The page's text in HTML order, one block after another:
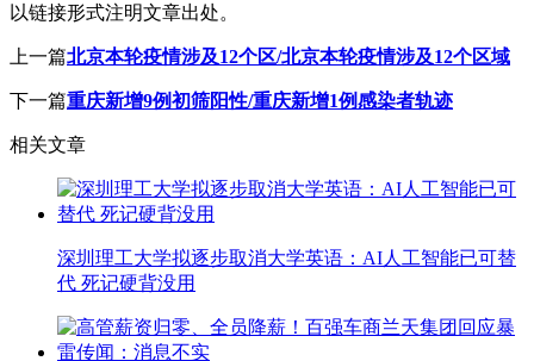
以链接形式注明文章出处。
上一篇北京本轮疫情涉及12个区/北京本轮疫情涉及12个区域
下一篇重庆新增9例初筛阳性/重庆新增1例感染者轨迹
相关文章
深圳理工大学拟逐步取消大学英语：AI人工智能已可替
代 死记硬背没用